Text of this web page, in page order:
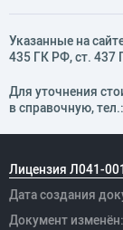
Указанные на
435 ГК РФ, cт. 437
Для уточнения
в справочную, тел.:
Лицензия Л041-
Дата создания
Документ